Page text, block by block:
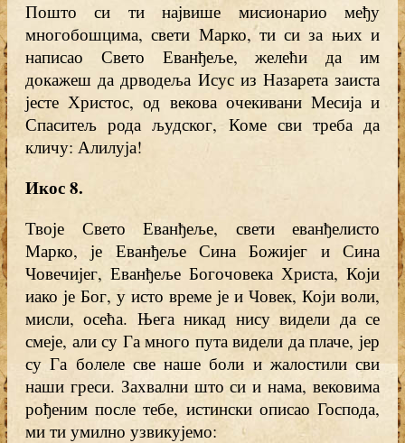
Пошто си ти највише мисионарио међу
многобошцима, свети Марко, ти си за њих и
написао Свето Еванђеље, желећи да им
докажеш да дрводеља Исус из Назарета заиста
јесте Христос, од векова очекивани Месија и
Спаситељ рода људског, Коме сви треба да
кличу: Алилуја!
Икос 8.
Твоје Свето Еванђеље, свети еванђелисто
Марко, је Еванђеље Сина Божијег и Сина
Човечијег, Еванђеље Богочовека Христа, Који
иако је Бог, у исто време је и Човек, Који воли,
мисли, осећа. Њега никад нису видели да се
смеје, али су Га много пута видели да плаче, јер
су Га болеле све наше боли и жалостили сви
наши греси. Захвални што си и нама, вековима
рођеним после тебе, истински описао Господа,
ми ти умилно узвикујемо: